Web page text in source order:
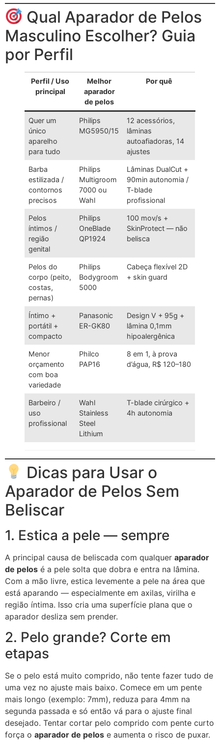
Qual Aparador de Pelos
Masculino Escolher? Guia
por Perfil
Perfil / Uso
principal
Melhor
aparador
de pelos
Por quê
Quer um
único
aparelho
para tudo
Philips
MG5950/15
12 acessórios,
lâminas
autoafiadoras, 14
ajustes
Barba
estilizada /
contornos
precisos
Philips
Multigroom
7000 ou
Wahl
Lâminas DualCut +
90min autonomia /
T-blade
profissional
Pelos
íntimos /
região
genital
Philips
OneBlade
QP1924
100 mov/s +
SkinProtect — não
belisca
Pelos do
corpo (peito,
costas,
pernas)
Philips
Bodygroom
5000
Cabeça flexível 2D
+ skin guard
Íntimo +
portátil +
compacto
Panasonic
ER-GK80
Design V + 95g +
lâmina 0,1mm
hipoalergênica
Menor
orçamento
com boa
variedade
Philco
PAP16
8 em 1, à prova
d’água, R$ 120–180
Barbeiro /
uso
profissional
Wahl
Stainless
Steel
Lithium
T-blade cirúrgico +
4h autonomia
Dicas para Usar o
Aparador de Pelos Sem
Beliscar
1. Estica a pele — sempre
A principal causa de beliscada com qualquer aparador
de pelos é a pele solta que dobra e entra na lâmina.
Com a mão livre, estica levemente a pele na área que
está aparando — especialmente em axilas, virilha e
região íntima. Isso cria uma superfície plana que o
aparador desliza sem prender.
2. Pelo grande? Corte em
etapas
Se o pelo está muito comprido, não tente fazer tudo de
uma vez no ajuste mais baixo. Comece em um pente
mais longo (exemplo: 7mm), reduza para 4mm na
segunda passada e só então vá para o ajuste final
desejado. Tentar cortar pelo comprido com pente curto
força o aparador de pelos e aumenta o risco de puxar.